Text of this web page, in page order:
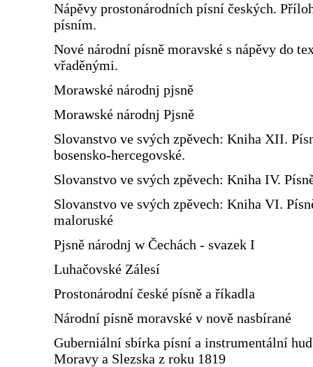
Nápěvy prostonárodních písní českých.
písním.
Nové národní písně moravské s nápěvy do
vřaděnými.
Morawské národnj pjsně
Morawské národnj Pjsně
Slovanstvo ve svých zpěvech: Kniha XII.
bosensko-hercegovské.
Slovanstvo ve svých zpěvech: Kniha IV.
Slovanstvo ve svých zpěvech: Kniha VI.
maloruské
Pjsně národnj w Čechách - svazek I
Luhačovské Zálesí
Prostonárodní české písně a říkadla
Národní písně moravské v nově nasbírané
Guberniální sbírka písní a instrumentální
Moravy a Slezska z roku 1819